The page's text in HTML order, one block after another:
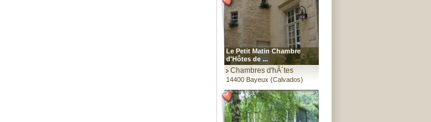
Le Petit Matin Chambre
d'Hôtes de ...
Chambres d'hÃ´tes
14400 Bayeux (Calvados)